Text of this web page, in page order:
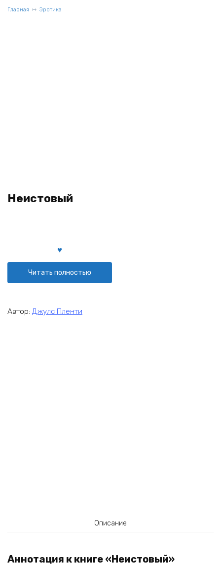
Главная Эротика
Неистовый
Читать полностью
Автор: Джулс Пленти
Описание
Аннотация к книге «Неистовый»